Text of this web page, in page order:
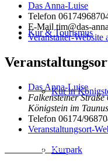
Kur & Tourismus
Kur in
Kurpark
Das Anna-Luise
Telefon
E-Mail tim@das-
Veranstalter-Website
Das Anna-Luise
Falkensteiner Straße
Königstein im Taunus
Telefon 06174/
Veranstaltungsort-
Inhalt entsperren